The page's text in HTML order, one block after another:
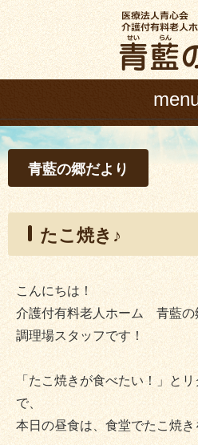
青藍の郷だより
たこ焼き♪
こんにちは！
介護付有料老人ホーム 青藍の
調理場スタッフです！
「たこ焼きが食べたい！」と
で、
本日の昼食は、食堂でたこ焼き